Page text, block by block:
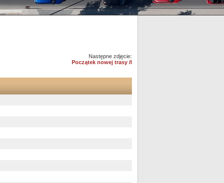
Następne zdjęcie:
Początek nowej trasy /I